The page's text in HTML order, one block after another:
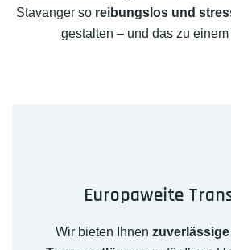
Stavanger so reibungslos und
gestalten – und das zu
Europaweite
Wir bieten Ihnen